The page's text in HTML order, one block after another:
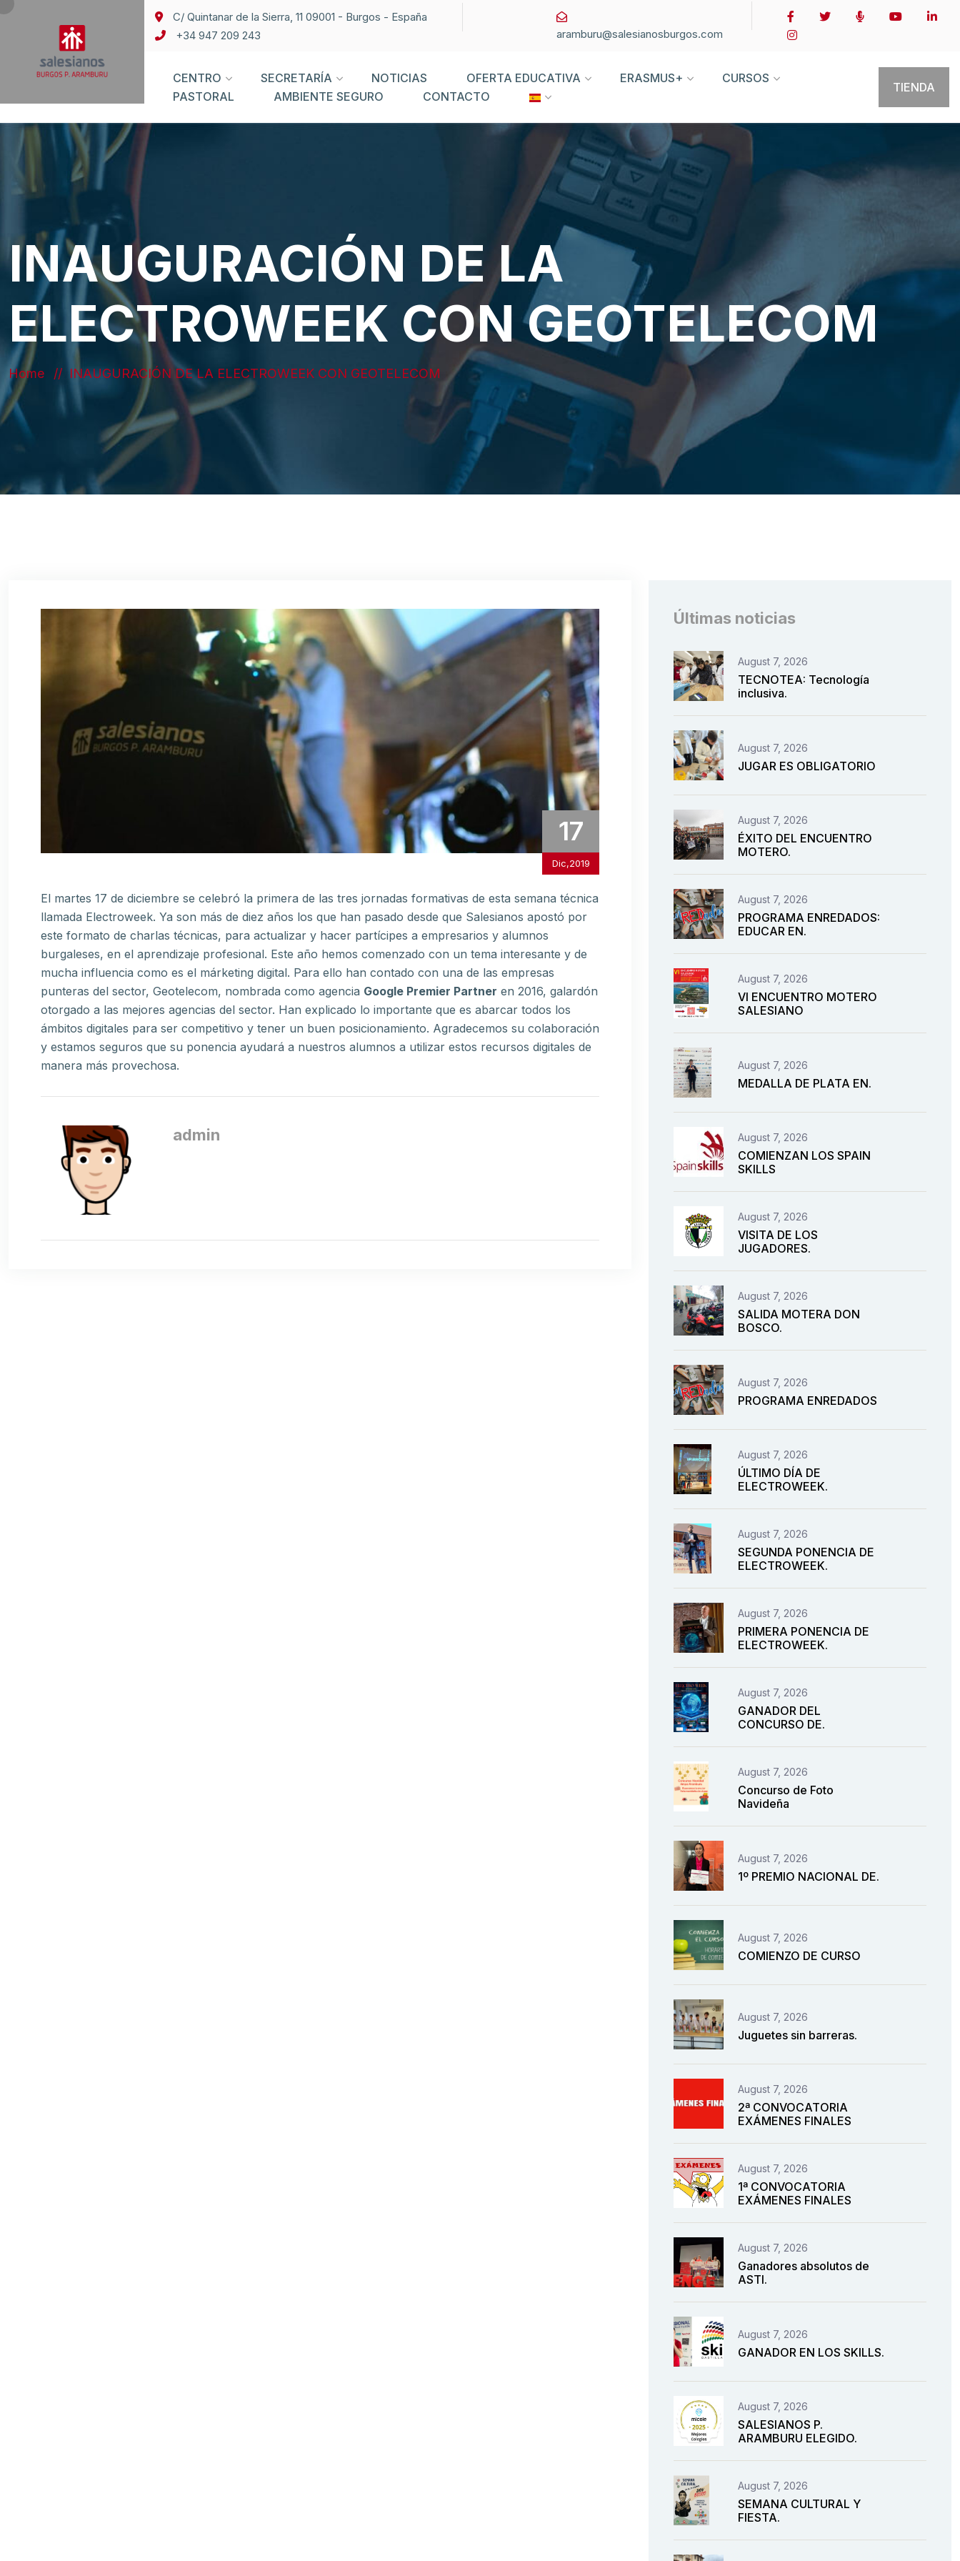
C/ Quintanar de la Sierra, 11 09001 - Burgos - España
+34 947 209 243
aramburu@salesianosburgos.com
CENTRO SECRETARÍA NOTICIAS OFERTA EDUCATIVA ERASMUS+
CURSOS
PASTORAL
AMBIENTE SEGURO CONTACTO
TIENDA
INAUGURACIÓN DE LA
ELECTROWEEK CON GEOTELECOM
Home INAUGURACIÓN DE LA ELECTROWEEK CON GEOTELECOM
17
Dic,2019
El martes 17 de diciembre se celebró la primera de las tres jornadas formativas de esta semana técnica
llamada Electroweek. Ya son más de diez años los que han pasado desde que Salesianos apostó por
este formato de charlas técnicas, para actualizar y hacer partícipes a empresarios y alumnos
burgaleses, en el aprendizaje profesional. Este año hemos comenzado con un tema interesante y de
mucha influencia como es el márketing digital. Para ello han contado con una de las empresas
punteras del sector, Geotelecom, nombrada como agencia Google Premier Partner en 2016, galardón
otorgado a las mejores agencias del sector. Han explicado lo importante que es abarcar todos los
ámbitos digitales para ser competitivo y tener un buen posicionamiento. Agradecemos su colaboración
y estamos seguros que su ponencia ayudará a nuestros alumnos a utilizar estos recursos digitales de
manera más provechosa.
admin
Últimas noticias
August 7, 2026
TECNOTEA: Tecnología
inclusiva.
August 7, 2026
JUGAR ES OBLIGATORIO
August 7, 2026
ÉXITO DEL ENCUENTRO
MOTERO.
August 7, 2026
PROGRAMA ENREDADOS:
EDUCAR EN.
August 7, 2026
VI ENCUENTRO MOTERO
SALESIANO
August 7, 2026
MEDALLA DE PLATA EN.
August 7, 2026
COMIENZAN LOS SPAIN
SKILLS
August 7, 2026
VISITA DE LOS
JUGADORES.
August 7, 2026
SALIDA MOTERA DON
BOSCO.
August 7, 2026
PROGRAMA ENREDADOS
August 7, 2026
ÚLTIMO DÍA DE
ELECTROWEEK.
August 7, 2026
SEGUNDA PONENCIA DE
ELECTROWEEK.
August 7, 2026
PRIMERA PONENCIA DE
ELECTROWEEK.
August 7, 2026
GANADOR DEL
CONCURSO DE.
August 7, 2026
Concurso de Foto
Navideña
August 7, 2026
1º PREMIO NACIONAL DE.
August 7, 2026
COMIENZO DE CURSO
August 7, 2026
Juguetes sin barreras.
August 7, 2026
2ª CONVOCATORIA
EXÁMENES FINALES
August 7, 2026
1ª CONVOCATORIA
EXÁMENES FINALES
August 7, 2026
Ganadores absolutos de
ASTI.
August 7, 2026
GANADOR EN LOS SKILLS.
August 7, 2026
SALESIANOS P.
ARAMBURU ELEGIDO.
August 7, 2026
SEMANA CULTURAL Y
FIESTA.